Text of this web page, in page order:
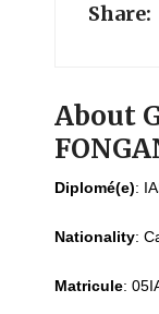
Share:
About
Diplomé(e):
Nationality:
Matricule: